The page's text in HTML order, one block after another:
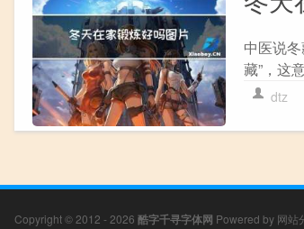
中医说
藏”，这
dtz
Copyright © 2012 - 2026 酷字千寻字体网 Powered by 网站